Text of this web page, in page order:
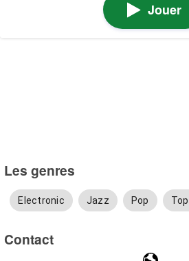
Jouer
Les genres
Electronic Jazz Pop
Contact